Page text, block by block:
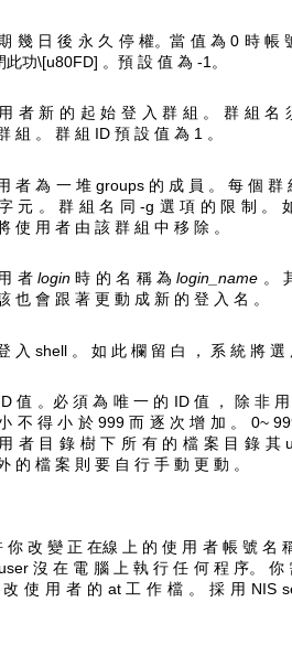
幾 日 後 永 久 停 權。當 值 為 0 時 帳
此功\[u80FD] 。預 設 值 為 -1。
者 新 的 起 始 登 入 群 組 。 群 組 名
組 。 群 組 ID 預 設 值 為 1 。
者 為 一 堆 groups 的 成 員 。 每 個
元 。 群 組 名 同 -g 選 項 的 限 制 。
使 用 者 由 該 群 組 中 移 除 。
者login 時 的 名 稱 為login_name 。
也 會 跟 著 更 動 成 新 的 登 入 名 。
入 shell 。 如 此 欄 留 白 ， 系 統 將 選
值 。必 須 為 唯 一 的 ID 值 ， 除 非 用
不 得 小 於 999 而 逐 次 增 加 。 0~
者 目 錄 樹 下 所 有 的 檔 案 目 錄 其
的 檔 案 則 要 自 行 手 動 更 動 。
你 改 變 正 在線 上 的 使 用 者 帳 號 名
沒 在 電 腦 上 執 行 任 何 程 序。
使 用 者 的 at 工 作 檔 。 採 用 NIS